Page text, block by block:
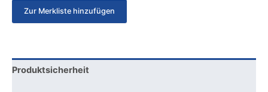
Zur Merkliste hinzufügen
Produktsicherheit